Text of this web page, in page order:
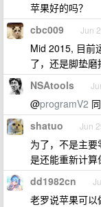
苹果好的吗？
cbc009 Jun
Mid 2015, 目前
了，还是脚垫磨
NSAtools
@programV2
shatuo Jun
为了，不是主
是还能重新计算
dd1982cn
老罗说苹果可